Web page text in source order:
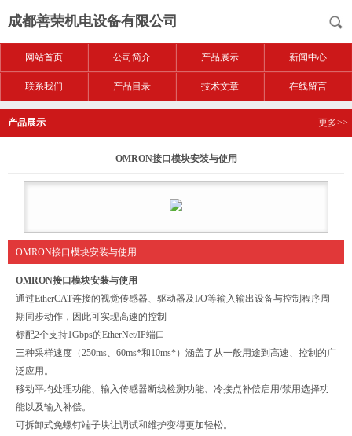
成都善荣机电设备有限公司
网站首页 公司简介 产品展示 新闻中心
联系我们 产品目录 技术文章 在线留言
产品展示 更多>>
OMRON接口模块安装与使用
OMRON接口模块安装与使用
OMRON接口模块安装与使用
通过EtherCAT连接的视觉传感器、驱动器及I/O等输入输出设备与控制程序周
期同步动作，因此可实现高速的控制
标配2个支持1Gbps的EtherNet/IP端口
三种采样速度（250ms、60ms*和10ms*）涵盖了从一般用途到高速、控制的广
泛应用。
移动平均处理功能、输入传感器断线检测功能、冷接点补偿启用/禁用选择功
能以及输入补偿。
可拆卸式免螺钉端子块让调试和维护变得更加轻松。